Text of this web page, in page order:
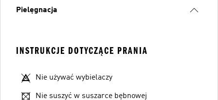
Pielęgnacja
INSTRUKCJE DOTYCZĄCE PRANIA
Nie używać wybielaczy
Nie suszyć w suszarce bębnowej